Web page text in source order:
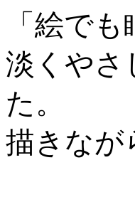
「絵で
淡くやさ
た。
描きなが